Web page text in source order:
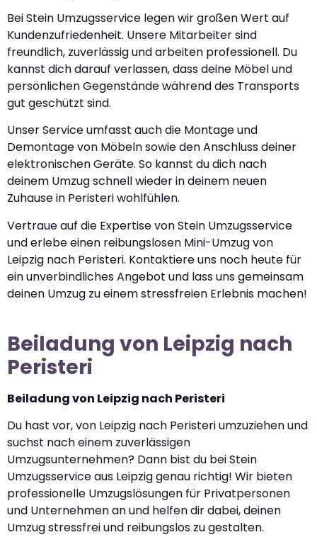
Bei Stein Umzugsservice legen wir großen Wert auf
Kundenzufriedenheit. Unsere Mitarbeiter sind
freundlich, zuverlässig und arbeiten professionell. Du
kannst dich darauf verlassen, dass deine Möbel und
persönlichen Gegenstände während des Transports
gut geschützt sind.
Unser Service umfasst auch die Montage und
Demontage von Möbeln sowie den Anschluss deiner
elektronischen Geräte. So kannst du dich nach
deinem Umzug schnell wieder in deinem neuen
Zuhause in Peristeri wohlfühlen.
Vertraue auf die Expertise von Stein Umzugsservice
und erlebe einen reibungslosen Mini-Umzug von
Leipzig nach Peristeri. Kontaktiere uns noch heute für
ein unverbindliches Angebot und lass uns gemeinsam
deinen Umzug zu einem stressfreien Erlebnis machen!
Beiladung von Leipzig nach
Peristeri
Beiladung von Leipzig nach Peristeri
Du hast vor, von Leipzig nach Peristeri umzuziehen und
suchst nach einem zuverlässigen
Umzugsunternehmen? Dann bist du bei Stein
Umzugsservice aus Leipzig genau richtig! Wir bieten
professionelle Umzugslösungen für Privatpersonen
und Unternehmen an und helfen dir dabei, deinen
Umzug stressfrei und reibungslos zu gestalten.